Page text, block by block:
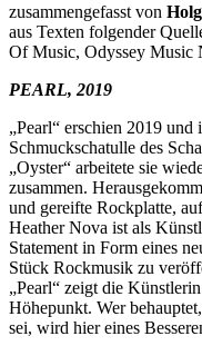
zusammengefasst von
aus Texten folgender
Of Music, Odyssey Music
PEARL, 2019
„Pearl“ erschien 2019 und
Schmuckschatulle des
„Oyster“ arbeitete sie
zusammen.
und gereifte Rockplatte,
Heather Nova ist als
Statement in Form eines
Stück Rockmusik zu
„Pearl“ zeigt die
Höhepunkt. Wer
sei, wird hier eines